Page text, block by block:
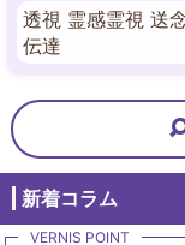
透視 霊感霊視 送
伝達
新着コラム